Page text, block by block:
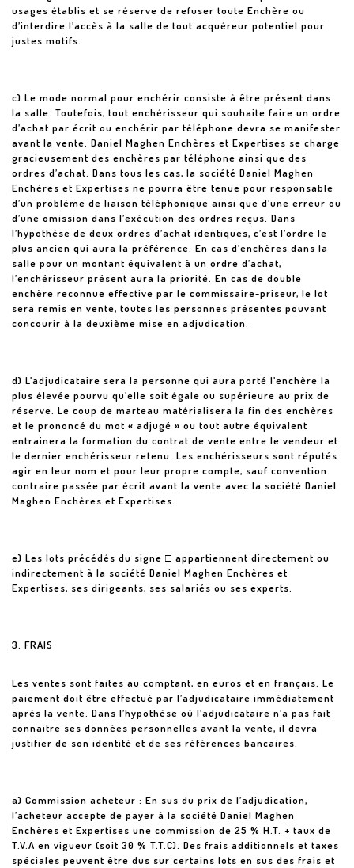
usages établis et se réserve de refuser toute Enchère ou
d’interdire l’accès à la salle de tout acquéreur potentiel pour
justes motifs.
c) Le mode normal pour enchérir consiste à être présent dans
la salle. Toutefois, tout enchérisseur qui souhaite faire un ordre
d’achat par écrit ou enchérir par téléphone devra se manifester
avant la vente. Daniel Maghen Enchères et Expertises se charge
gracieusement des enchères par téléphone ainsi que des
ordres d’achat. Dans tous les cas, la société Daniel Maghen
Enchères et Expertises ne pourra être tenue pour responsable
d’un problème de liaison téléphonique ainsi que d’une erreur ou
d’une omission dans l’exécution des ordres reçus. Dans
l’hypothèse de deux ordres d’achat identiques, c’est l’ordre le
plus ancien qui aura la préférence. En cas d’enchères dans la
salle pour un montant équivalent à un ordre d’achat,
l’enchérisseur présent aura la priorité. En cas de double
enchère reconnue effective par le commissaire-priseur, le lot
sera remis en vente, toutes les personnes présentes pouvant
concourir à la deuxième mise en adjudication.
d) L’adjudicataire sera la personne qui aura porté l’enchère la
plus élevée pourvu qu’elle soit égale ou supérieure au prix de
réserve. Le coup de marteau matérialisera la fin des enchères
et le prononcé du mot « adjugé » ou tout autre équivalent
entrainera la formation du contrat de vente entre le vendeur et
le dernier enchérisseur retenu. Les enchérisseurs sont réputés
agir en leur nom et pour leur propre compte, sauf convention
contraire passée par écrit avant la vente avec la société Daniel
Maghen Enchères et Expertises.
e) Les lots précédés du signe □ appartiennent directement ou
indirectement à la société Daniel Maghen Enchères et
Expertises, ses dirigeants, ses salariés ou ses experts.
3. FRAIS
Les ventes sont faites au comptant, en euros et en français. Le
paiement doit être effectué par l’adjudicataire immédiatement
après la vente. Dans l’hypothèse où l’adjudicataire n’a pas fait
connaitre ses données personnelles avant la vente, il devra
justifier de son identité et de ses références bancaires.
a) Commission acheteur : En sus du prix de l’adjudication,
l’acheteur accepte de payer à la société Daniel Maghen
Enchères et Expertises une commission de 25 % H.T. + taux de
T.V.A en vigueur (soit 30 % T.T.C). Des frais additionnels et taxes
spéciales peuvent être dus sur certains lots en sus des frais et